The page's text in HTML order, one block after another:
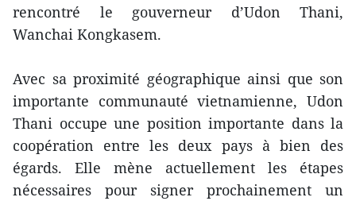
rencontré le gouverneur d’Udon Thani,
Wanchai Kongkasem.
Avec sa proximité géographique ainsi que son
importante communauté vietnamienne, Udon
Thani occupe une position importante dans la
coopération entre les deux pays à bien des
égards. Elle mène actuellement les étapes
nécessaires pour signer prochainement un